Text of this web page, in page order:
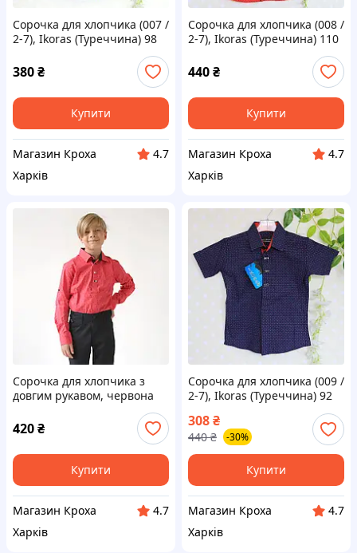
Сорочка для хлопчика (007 /
2-7), Ikoras (Туреччина) 98
380₴
Купити
Магазин Кроха
4.7
Харків
Сорочка для хлопчика (008 /
2-7), Ikoras (Туреччина) 110
440₴
Купити
Магазин Кроха
4.7
Харків
Сорочка для хлопчика з
довгим рукавом, червона
(Туреччина) 140 р.
Червоний
420₴
Купити
Магазин Кроха
4.7
Харків
Сорочка для хлопчика (009 /
2-7), Ikoras (Туреччина) 92
308₴
440 ₴ -30%
Купити
Магазин Кроха
4.7
Харків